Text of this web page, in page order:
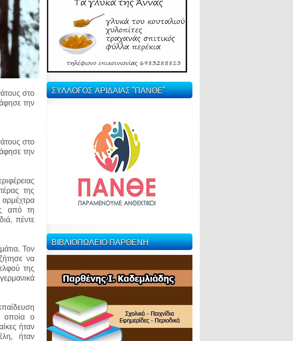
στο
την
στο
την
της
από τη
πέντε
Τον
να
της
οποία ο
ήταν
ήταν
ΣΥΛΛΟΓΟΣ ΑΡΙΔΑΙΑΣ "ΠΑΝΘΕ"
ΒΙΒΛΙΟΠΩΛΕΙΟ ΠΑΡΘΕΝΗ